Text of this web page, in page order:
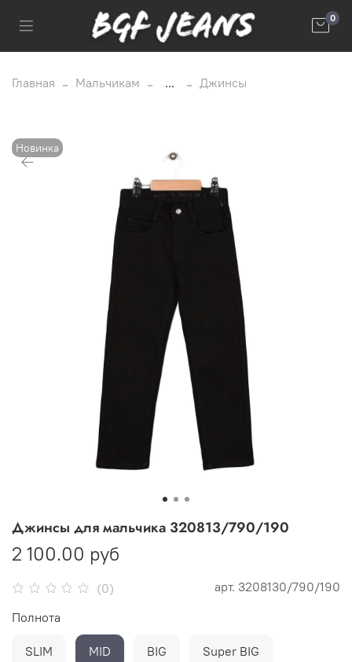
0
Главная Мальчикам ... Джинсы
Новинка
(0) арт. 3208130/790/190
Джинсы для мальчика 320813/790/190
2 100.00 руб
Полнота
SLIM MID BIG Super BIG